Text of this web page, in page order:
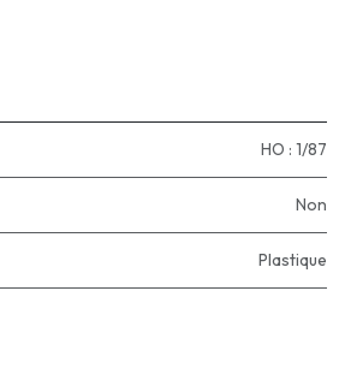
HO : 1/87
Non
Plastique